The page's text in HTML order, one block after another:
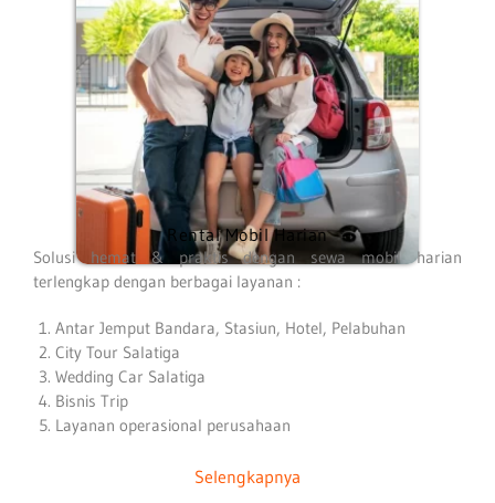
Rental Mobil Harian
Solusi hemat & praktis dengan sewa mobil harian
terlengkap dengan berbagai layanan :
Antar Jemput Bandara, Stasiun, Hotel, Pelabuhan
City Tour Salatiga
Wedding Car Salatiga
Bisnis Trip
Layanan operasional perusahaan
Selengkapnya